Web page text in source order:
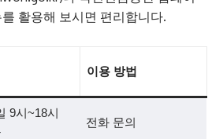
를 활용해 보시면 편리합니다.
이용 방법
9시~18시
전화 문의